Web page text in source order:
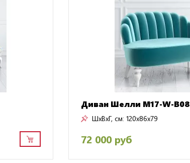
Диван Шелли M17-W-B08
ШxВxГ, см: 120x86x79
72 000 руб